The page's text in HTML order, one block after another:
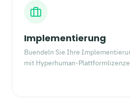
Implementierung
Buendeln Sie Ihre
mit Hyperhuman-